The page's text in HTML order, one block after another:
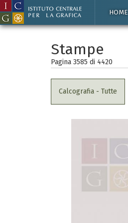
HOME
Stampe
Pagina 3585 di 4420
Calcografia - Tutte